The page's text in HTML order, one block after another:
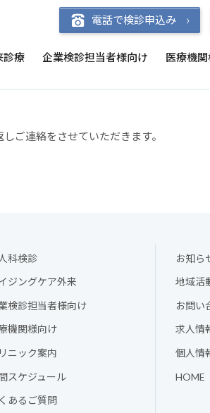
電話で検診申込み
診療 企業検診担当者様向け 医療機
ご連絡をさせていただきます。
科検診
ジングケア外来
検診担当者様向け
機関様向け
ニック案内
スケジュール
あるご質問
お知ら
地域活
お問い
求人情
個人情
HOME